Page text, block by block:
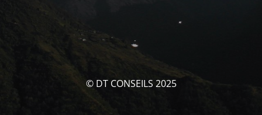
© DT CONSEILS 2025